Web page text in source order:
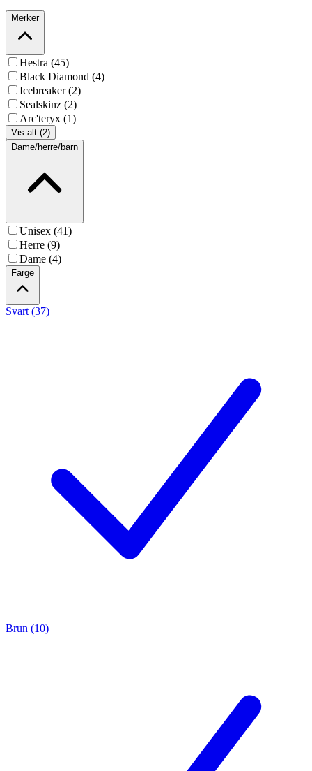
Merker
Hestra (45)
Black Diamond (4)
Icebreaker (2)
Sealskinz (2)
Arc'teryx (1)
Vis alt (2)
Dame/herre/barn
Unisex (41)
Herre (9)
Dame (4)
Farge
Svart (37)
Brun (10)